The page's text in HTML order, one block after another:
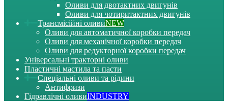
Оливи для двотактних двигунів
Оливи для чотиритактних двигунів
Трансмісійні оливиNEW
Оливи для автоматичної коробки передач
Оливи для механічної коробки передач
Оливи для редукторної коробки передач
Універсальні тракторні оливи
Пластичні мастила та пасти
Спеціальні оливи та рідини
Антифризи
Гідравлічні оливиINDUSTRY